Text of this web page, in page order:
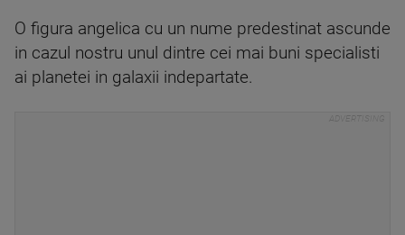
O figura angelica cu un nume predestinat ascunde
in cazul nostru unul dintre cei mai buni specialisti
ai planetei in galaxii indepartate.